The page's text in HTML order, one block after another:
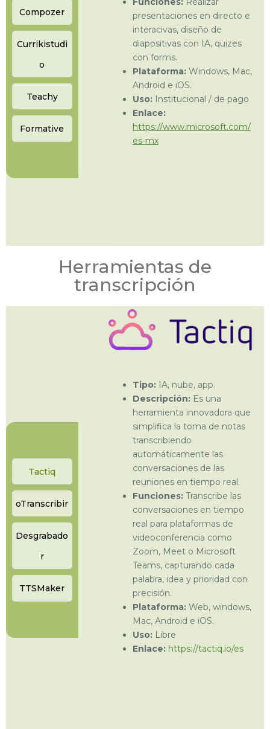
Compozer
Currikistudi
o
Teachy
Formative
presentaciones en directo e
interacivas, diseño de
diapositivas con IA, quizes
con forms.
Plataforma:Windows, Mac,
Android e iOS.
Uso:Institucional / de pago
Enlace:
https://www.microsoft.com/
es-mx
Herramientas de
transcripción
Tactiq
oTranscribir
Desgrabado
r
TTSMaker
Tipo:IA, nube, app.
Descripción:Es una
herramienta innovadora que
simplifica la toma de notas
transcribiendo
automáticamente las
conversaciones de las
reuniones en tiempo real.
Funciones:Transcribe las
conversaciones en tiempo
real para plataformas de
videoconferencia como
Zoom, Meet o Microsoft
Teams, capturando cada
palabra, idea y prioridad con
precisión.
Plataforma:Web, windows,
Mac, Android e iOS.
Uso:Libre
Enlace: https://tactiq.io/es